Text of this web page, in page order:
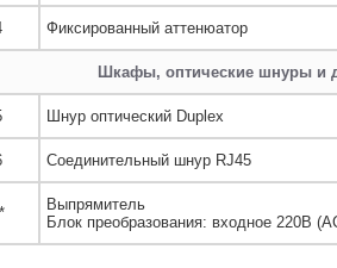
Фиксированный аттенюатор
Шкафы, оптические шнуры и
Шнур оптический Duplex
Соединительный шнур RJ45
Выпрямитель
Блок преобразования: входное 220В